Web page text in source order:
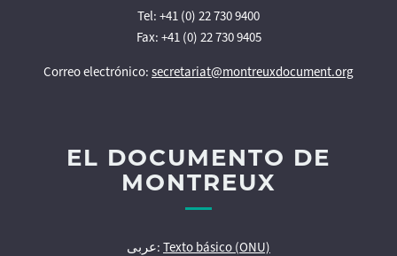
Tel: +41 (0) 22 730 9400
Fax: +41 (0) 22 730 9405
Correo electrónico: secretariat@montreuxdocument.org
EL DOCUMENTO DE
MONTREUX
عربى: Texto básico (ONU)